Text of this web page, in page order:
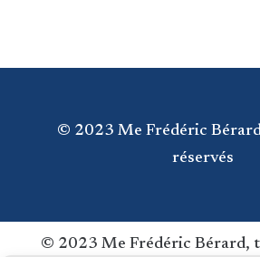
© 2023 Me Frédéric
réservés
© 2023 Me Frédéric Bérard,